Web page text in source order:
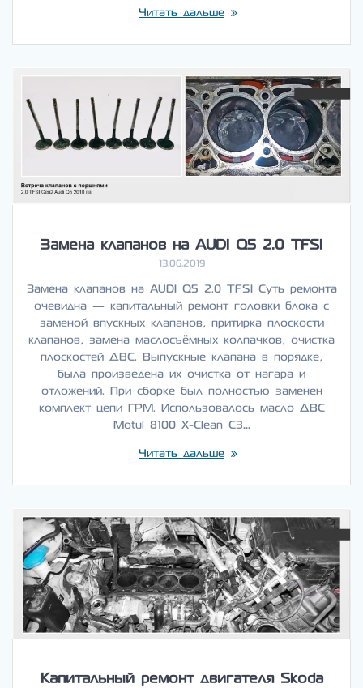
Читать дальше
Замена клапанов на AUDI Q5 2.0 TFSI
13.06.2019
Замена клапанов на AUDI Q5 2.0 TFSI Суть ремонта
очевидна — капитальный ремонт головки блока с
заменой впускных клапанов, притирка плоскости
клапанов, замена маслосъёмных колпачков, очистка
плоскостей ДВС. Выпускные клапана в порядке,
была произведена их очистка от нагара и
отложений. При сборке был полностью заменен
комплект цепи ГРМ. Использовалось масло ДВС
Motul 8100 X-Clean C3…
Читать дальше
Капитальный ремонт двигателя Skoda